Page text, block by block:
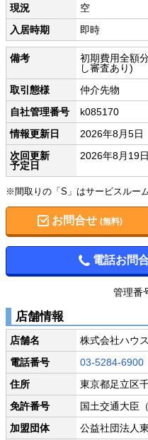
現況
空
入居時期
即時
備考
初期費用全額
し審査あり)
取引態様
仲介先物
自社管理番号
k085170
情報更新日
2026年8月5日
次回更新
予定日
2026年8月19日
※間取りの「S」はサービスルー
お問合せ (無料)
電話お問
管理番
店舗情報
店舗名
株式会社ハウ
電話番号
03-5284-6900
住所
東京都足立区
免許番号
国土交通大臣
加盟団体
公益社団法人